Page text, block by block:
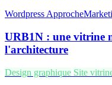
Wordpress
URB1N : une vitrine
l'architecture
Design graphique Site